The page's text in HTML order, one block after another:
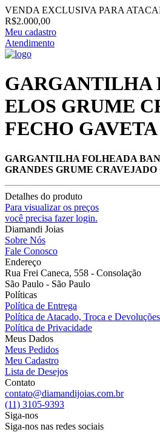
VENDA EXCLUSIVA PARA
R$2.000,00
Meu cadastro
Atendimento
GARGANTILHA
ELOS GRUME
FECHO GAVETA
GARGANTILHA FOLHEADA
GRANDES GRUME
Detalhes do produto
Para visualizar os preços
você precisa fazer login.
Diamandi Joias
Sobre Nós
Fale Conosco
Endereço
Rua Frei Caneca, 558 - Consolação
São Paulo - São Paulo
Políticas
Política de Entrega
Política de Atacado, Troca e Devoluções
Política de Privacidade
Meus Dados
Meus Pedidos
Meu Cadastro
Lista de Desejos
Contato
contato@diamandijoias.com.br
(11) 3105-9393
Siga-nos
Siga-nos nas redes sociais